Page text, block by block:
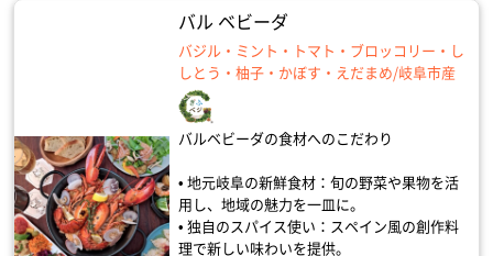
バル ベビーダ
バジル・ミント・トマト・ブロッコリー・し
しとう・柚子・かぼす・えだまめ/岐阜市産
バルベビーダの食材へのこだわり
• 地元岐阜の新鮮食材：旬の野菜や果物を活
用し、地域の魅力を一皿に。
• 独自のスパイス使い：スペイン風の創作料
理で新しい味わいを提供。